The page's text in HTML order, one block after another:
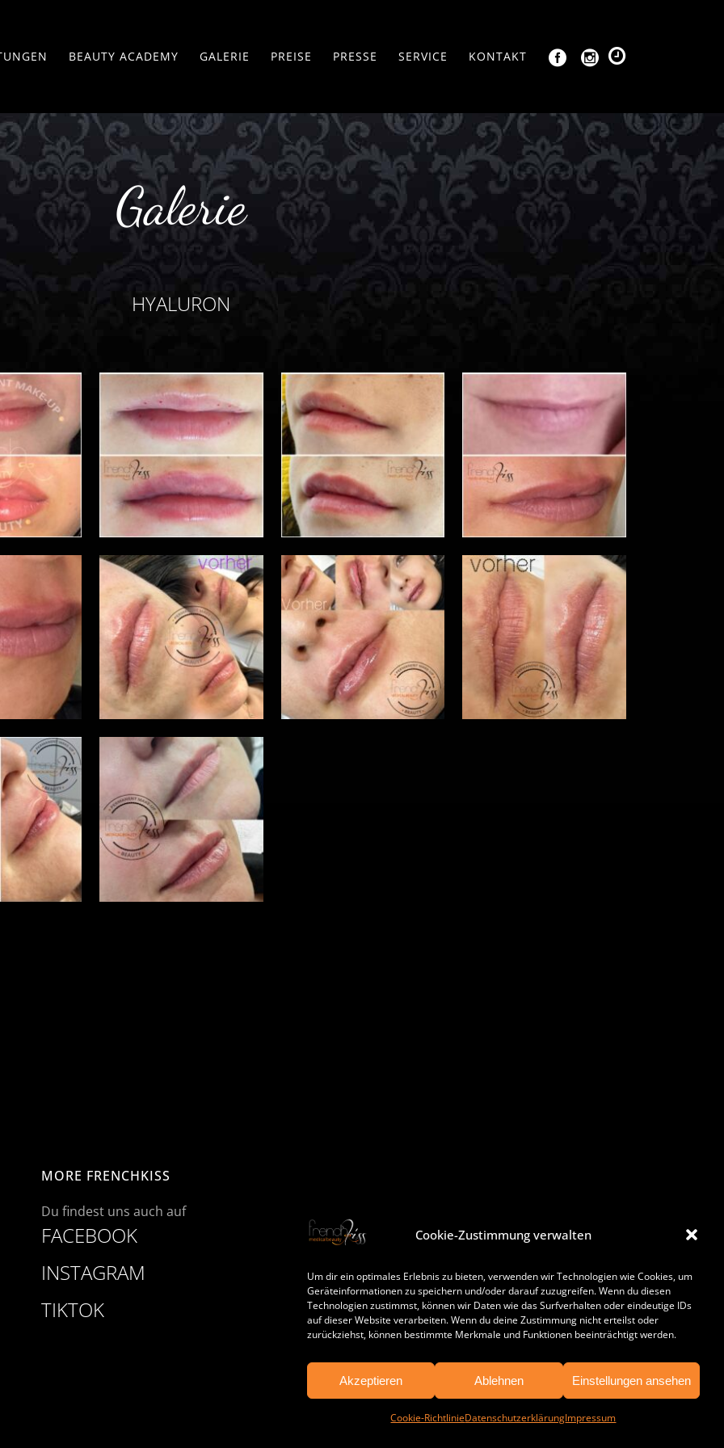
Cookie-Zustimmung verwalten
Um dir ein optimales Erlebnis zu bieten, verwenden wir Technologien wie Cookies, um
Geräteinformationen zu speichern und/oder darauf zuzugreifen. Wenn du diesen
Technologien zustimmst, können wir Daten wie das Surfverhalten oder eindeutige IDs
auf dieser Website verarbeiten. Wenn du deine Zustimmung nicht erteilst oder
zurückziehst, können bestimmte Merkmale und Funktionen beeinträchtigt werden.
Akzeptieren Ablehnen Einstellungen ansehen
Cookie-RichtlinieDatenschutzerklärungImpressum
– Sugaring
Fadenlifting
Shop
Permanent Make-Up
Augenbrauen
Lidstrich
Lippen
Areola Brustpigmentierung
Permanent Make-up & Body
Finelines Entfernung
BEAUTY ACADEMY GALERIE PREISE PRESSE SERVICE KONTAKT
Galerie
HYALURON
MORE FRENCHKISS
Du findest uns auch auf
FACEBOOK
INSTAGRAM
TIKTOK
Impressum|Datenschutzerklärung